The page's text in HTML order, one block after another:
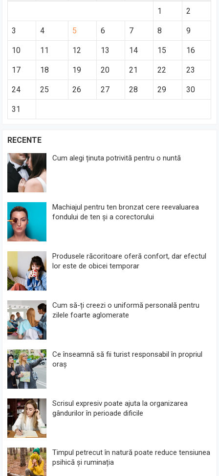
1 2
3 4 5 6 7 8 9
10 11 12 13 14 15 16
17 18 19 20 21 22 23
24 25 26 27 28 29 30
31
RECENTE
Cum alegi ținuta potrivită pentru o nuntă
Machiajul pentru ten bronzat cere reevaluarea
fondului de ten și a corectorului
Produsele răcoritoare oferă confort, dar efectul
lor este de obicei temporar
Cum să-ți creezi o uniformă personală pentru
zilele foarte aglomerate
Ce înseamnă să fii turist responsabil în propriul
oraș
Scrisul expresiv poate ajuta la organizarea
gândurilor în perioade dificile
Timpul petrecut în natură poate reduce tensiunea
psihică și ruminația